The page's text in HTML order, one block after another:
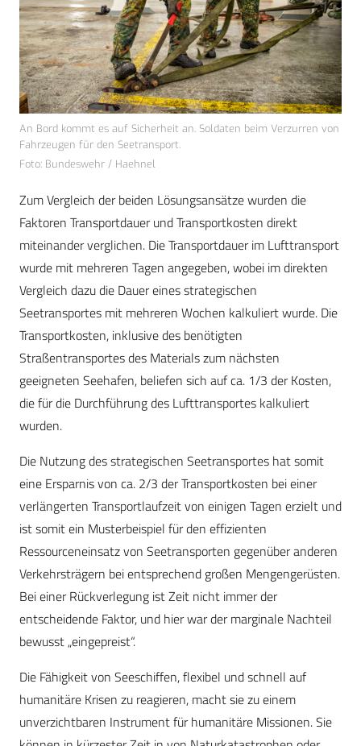
An Bord kommt es auf Sicherheit an. Soldaten beim Verzurren von
Fahrzeugen für den Seetransport.
Foto: Bundeswehr / Haehnel
Zum Vergleich der beiden Lösungsansätze wurden die
Faktoren Transportdauer und Transportkosten direkt
miteinander verglichen. Die Transportdauer im Lufttransport
wurde mit mehreren Tagen angegeben, wobei im direkten
Vergleich dazu die Dauer eines strategischen
Seetransportes mit mehreren Wochen kalkuliert wurde. Die
Transportkosten, inklusive des benötigten
Straßentransportes des Materials zum nächsten
geeigneten Seehafen, beliefen sich auf ca. 1/3 der Kosten,
die für die Durchführung des Lufttransportes kalkuliert
wurden.
Die Nutzung des strategischen Seetransportes hat somit
eine Ersparnis von ca. 2/3 der Transportkosten bei einer
verlängerten Transportlaufzeit von einigen Tagen erzielt und
ist somit ein Musterbeispiel für den effizienten
Ressourceneinsatz von Seetransporten gegenüber anderen
Verkehrsträgern bei entsprechend großen Mengengerüsten.
Bei einer Rückverlegung ist Zeit nicht immer der
entscheidende Faktor, und hier war der marginale Nachteil
bewusst „eingepreist“.
Die Fähigkeit von Seeschiffen, flexibel und schnell auf
humanitäre Krisen zu reagieren, macht sie zu einem
unverzichtbaren Instrument für humanitäre Missionen. Sie